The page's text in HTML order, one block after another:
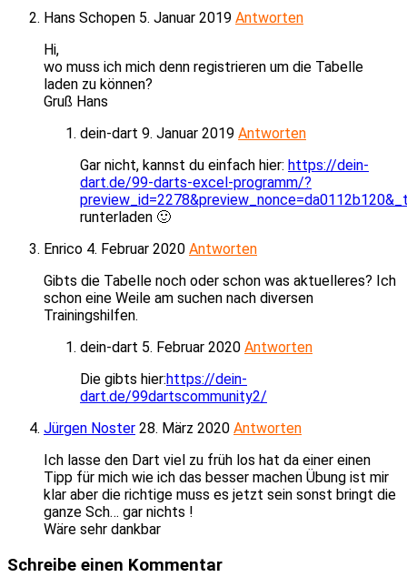
Hans Schopen 5. Januar 2019 Antworten
Hi,
wo muss ich mich denn registrieren um die Tabelle
laden zu können?
Gruß Hans
dein-dart 9. Januar 2019 Antworten
Gar nicht, kannst du einfach hier: https://dein-
dart.de/99-darts-excel-programm/?
runterladen 🙂
Enrico 4. Februar 2020 Antworten
Gibts die Tabelle noch oder schon was aktuelleres? Ich
schon eine Weile am suchen nach diversen
Trainingshilfen.
dein-dart 5. Februar 2020 Antworten
Die gibts hier:https://dein-
dart.de/99dartscommunity2/
Jürgen Noster 28. März 2020 Antworten
Ich lasse den Dart viel zu früh los hat da einer einen
Tipp für mich wie ich das besser machen Übung ist mir
klar aber die richtige muss es jetzt sein sonst bringt die
ganze Sch… gar nichts !
Wäre sehr dankbar
Schreibe einen Kommentar